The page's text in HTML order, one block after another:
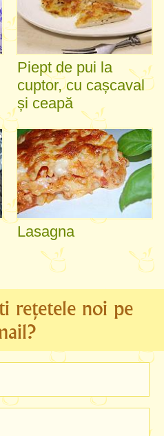
Piept de pui la
cuptor, cu cașcaval
și ceapă
Lasagna
rețetele noi pe